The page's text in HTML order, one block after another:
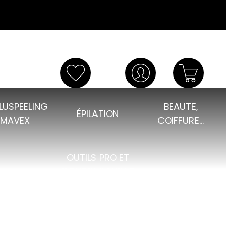
MAVEX
ÉPILATION
BEAUTE,
COIFFURE...
OUTILS PRO ET